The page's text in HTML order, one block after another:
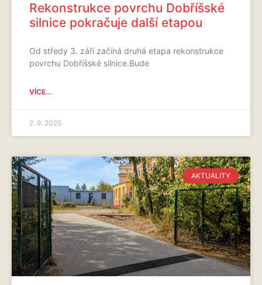
Rekonstrukce povrchu Dobříšské
silnice pokračuje další etapou
Od středy 3. září začíná druhá etapa rekonstrukce
povrchu Dobříšské silnice.Bude
VÍCE...
2. 9. 2025
AKTUALITY